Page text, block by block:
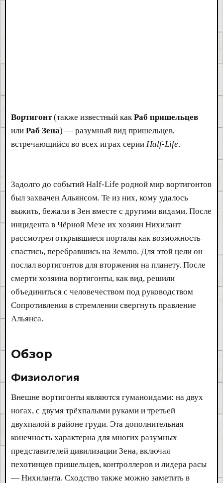
Вортигонт(также известный как Раб пришельцев
или Раб Зена) — разумный вид пришельцев,
встречающийся во всех играх серии Half-Life.
Задолго до событий Half-Life родной мир вортигонтов
был захвачен Альянсом. Те из них, кому удалось
выжить, бежали в Зен вместе с другими видами. После
инцидента в Чёрной Мезе их хозяин Нихилант
рассмотрел открывшиеся порталы как возможность
спастись, перебравшись на Землю. Для этой цели он
послал вортигонтов для вторжения на планету. После
смерти хозяина вортигонты, как вид, решили
объединиться с человечеством под руководством
Сопротивления в стремлении свергнуть правление
Альянса.
Обзор​
Физиология​
Внешне вортигонты являются гуманоидами: на двух
ногах, с двумя трёхпалыми руками и третьей
двухпалой в районе груди. Эта дополнительная
конечность характерна для многих разумных
представителей цивилизации Зена, включая
пехотинцев пришельцев, контроллеров и лидера расы
— Нихиланта. Сходство также можно заметить в